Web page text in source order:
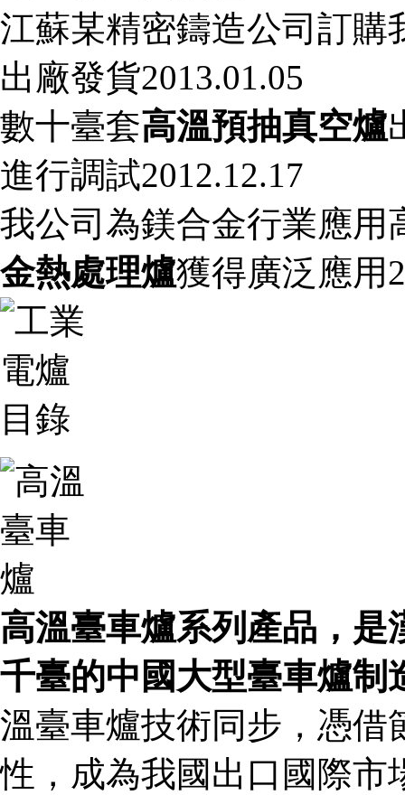
江蘇某精密鑄造公司訂購
出廠發貨2013.01.05
數十臺套高溫預抽真空爐
進行調試2012.12.17
我公司為鎂合金行業應用
金熱處理爐獲得廣泛應用
高溫臺車爐系列產品，是
千臺的中國大型臺車爐制
溫臺車爐技術同步，憑借
性，成為我國出口國際市